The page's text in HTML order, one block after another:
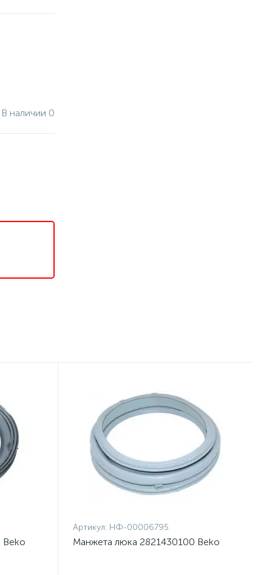
В наличии 0
Beko
Артикул: НФ-00006795
Манжета люка 2821430100 Beko